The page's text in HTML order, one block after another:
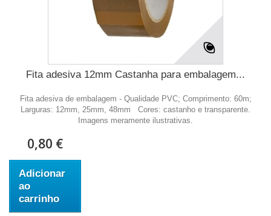
Fita adesiva 12mm Castanha para embalagem...
Fita adesiva de embalagem - Qualidade PVC; Comprimento: 60m;
Larguras: 12mm, 25mm, 48mm Cores: castanho e transparente.
Imagens meramente ilustrativas.
0,80 €
Adicionar
ao
carrinho